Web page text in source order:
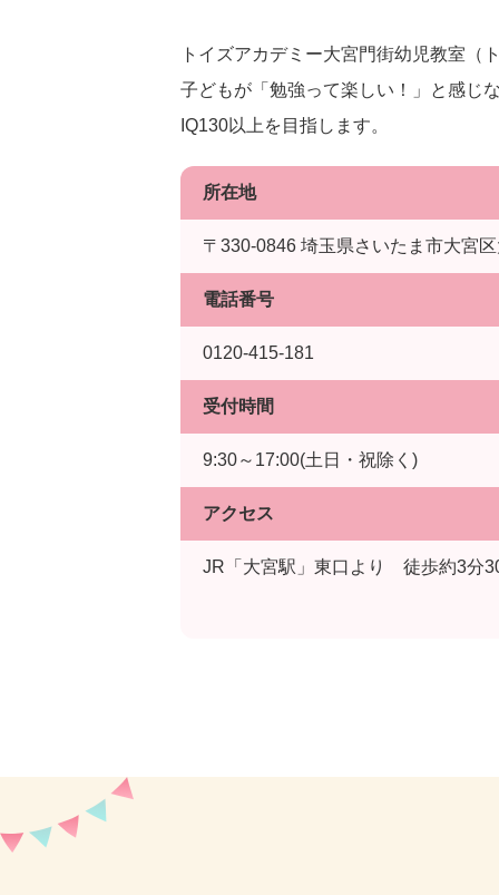
トイズアカデミー大宮門街幼児教室（
子どもが「勉強って楽しい！」と感じ
IQ130以上を目指します。
所在地
〒330-0846 埼玉県さいたま市大宮
電話番号
0120-415-181
受付時間
9:30～17:00(土日・祝除く)
アクセス
JR「大宮駅」東口より 徒歩約3分